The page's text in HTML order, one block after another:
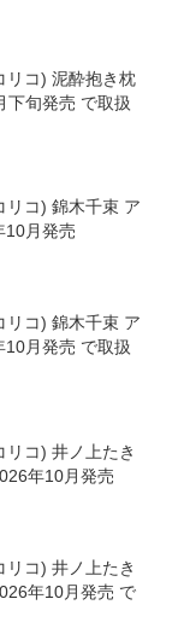
リコ) 泥酔抱き枕
下旬発売 で取扱
リコ) 錦木千束 ア
10月発売
リコ) 錦木千束 ア
月発売 で取扱
リコ) 井ノ上たき
年10月発売
リコ) 井ノ上たき
年10月発売 で